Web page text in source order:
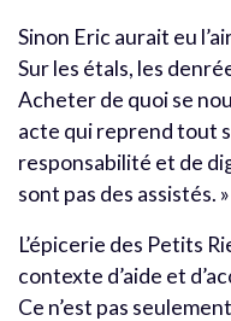
Sinon Eric aurait eu
Sur les étals, les
Acheter de quoi se
acte qui reprend tout
responsabilité et de
sont pas des assistés. »
L’épicerie des Petits
contexte d’aide et
Ce n’est pas